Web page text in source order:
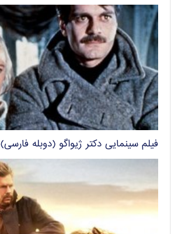
فیلم سینمایی دکتر ژیواگو (دوبله فارسی)